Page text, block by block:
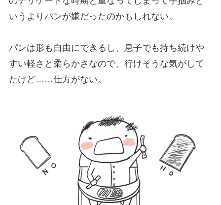
いうよりパンが嫌だったのかもしれない。
パンは形も自由にできるし、息子でも持ち続けや
すい軽さと柔らかさなので、行けそうな気がして
たけど……仕方がない。